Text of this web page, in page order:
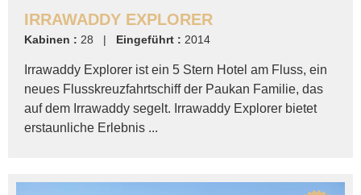
IRRAWADDY EXPLORER
Kabinen : 28 | Eingeführt : 2014
Irrawaddy Explorer ist ein 5 Stern Hotel am Fluss, ein
neues Flusskreuzfahrtschiff der Paukan Familie, das
auf dem Irrawaddy segelt. Irrawaddy Explorer bietet
erstaunliche Erlebnis ...